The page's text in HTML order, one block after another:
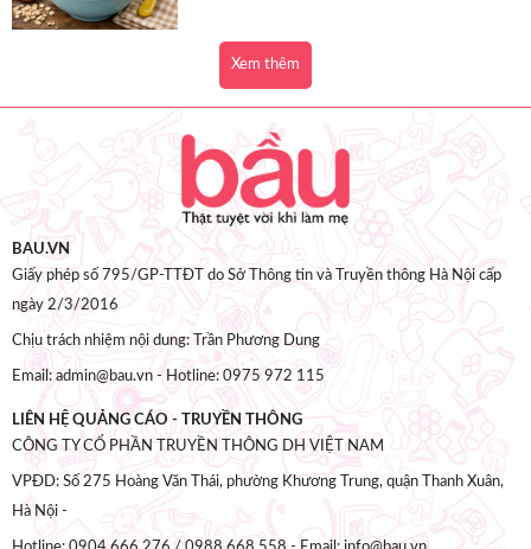
Xem thêm
BAU.VN
Giấy phép số 795/GP-TTĐT do Sở Thông tin và Truyền thông Hà Nội cấp
ngày 2/3/2016
Chịu trách nhiệm nội dung: Trần Phương Dung
Email: admin@bau.vn - Hotline: 0975 972 115
LIÊN HỆ QUẢNG CÁO - TRUYỀN THÔNG
CÔNG TY CỔ PHẦN TRUYỀN THÔNG DH VIỆT NAM
VPĐD: Số 275 Hoàng Văn Thái, phường Khương Trung, quận Thanh Xuân,
Hà Nội -